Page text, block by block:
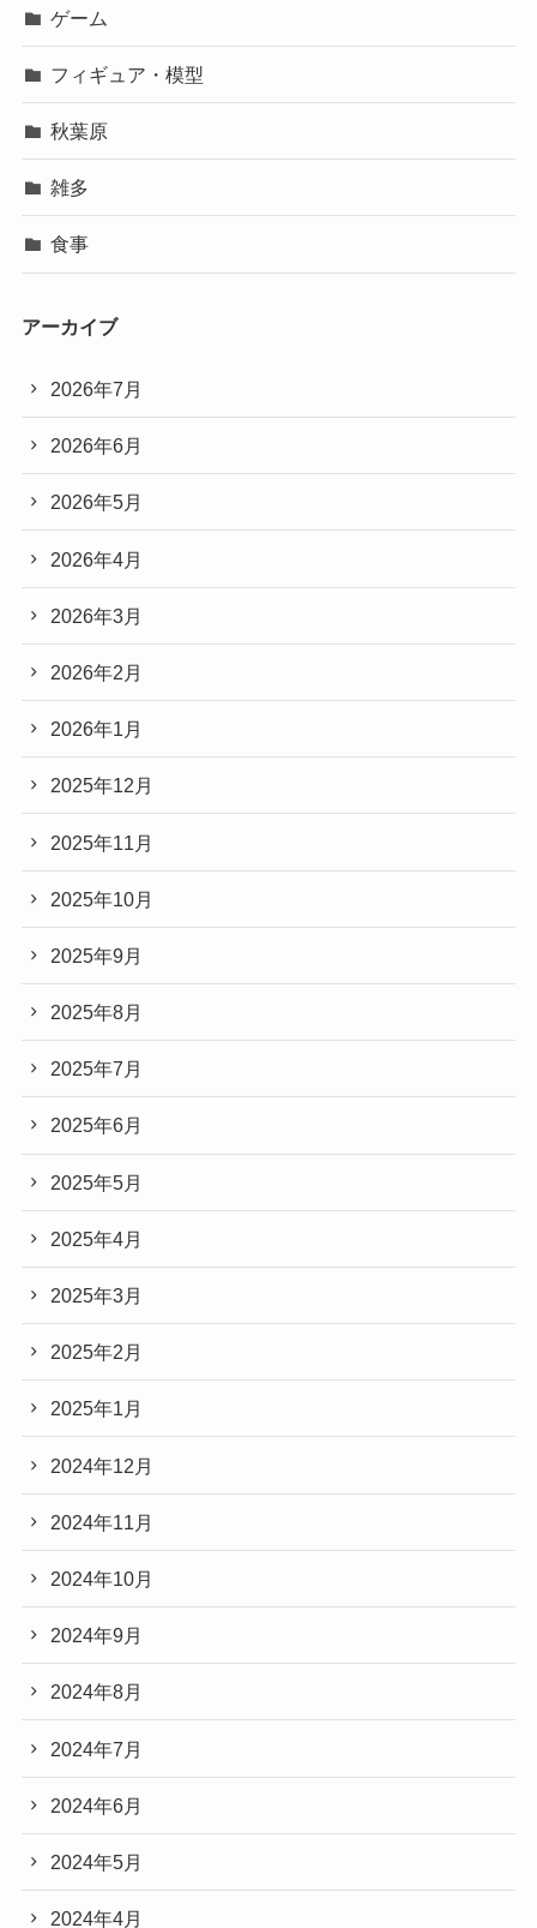
ゲーム
フィギュア・模型
秋葉原
雑多
食事
アーカイブ
2026年7月
2026年6月
2026年5月
2026年4月
2026年3月
2026年2月
2026年1月
2025年12月
2025年11月
2025年10月
2025年9月
2025年8月
2025年7月
2025年6月
2025年5月
2025年4月
2025年3月
2025年2月
2025年1月
2024年12月
2024年11月
2024年10月
2024年9月
2024年8月
2024年7月
2024年6月
2024年5月
2024年4月